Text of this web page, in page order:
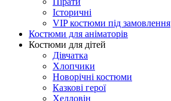
Історичні
VIP костюми під замовлення
Костюми для аніматорів
Костюми для дітей
Дівчатка
Хлопчики
Новорічні костюми
Казкові герої
Хелловін